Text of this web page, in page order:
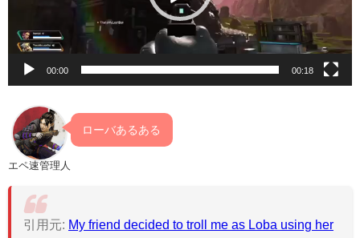
ー
00:00 00:18
エペ速管理人
ローバあるある
引用元: My friend decided to troll me as Loba using her